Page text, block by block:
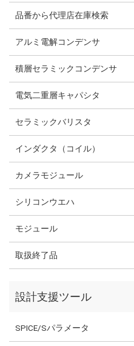
品番から代理店在庫検索
アルミ電解コンデンサ
積層セラミックコンデンサ
電気二重層キャパシタ
セラミックバリスタ
インダクタ（コイル）
カメラモジュール
シリコンウエハ
モジュール
取扱終了品
設計支援ツール
SPICE/Sパラメータ